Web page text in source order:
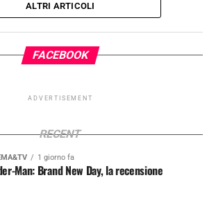
ALTRI ARTICOLI
FACEBOOK
ADVERTISEMENT
RECENT
1 giorno fa
Man: Brand New Day, la recensione